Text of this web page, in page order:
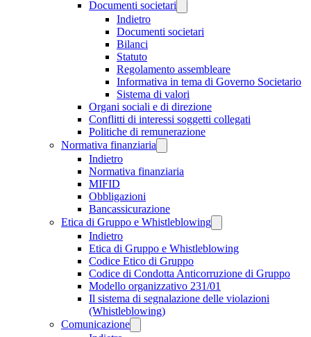
Documenti societari
Indietro
Documenti societari
Bilanci
Statuto
Regolamento assembleare
Informativa in tema di Governo Societario
Sistema di valori
Organi sociali e di direzione
Conflitti di interessi soggetti collegati
Politiche di remunerazione
Normativa finanziaria
Indietro
Normativa finanziaria
MIFID
Obbligazioni
Bancassicurazione
Etica di Gruppo e Whistleblowing
Indietro
Etica di Gruppo e Whistleblowing
Codice Etico di Gruppo
Codice di Condotta Anticorruzione di Gruppo
Modello organizzativo 231/01
Il sistema di segnalazione delle violazioni
(Whistleblowing)
Comunicazione